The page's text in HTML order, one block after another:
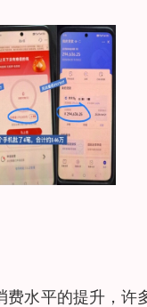
费水平的提升，